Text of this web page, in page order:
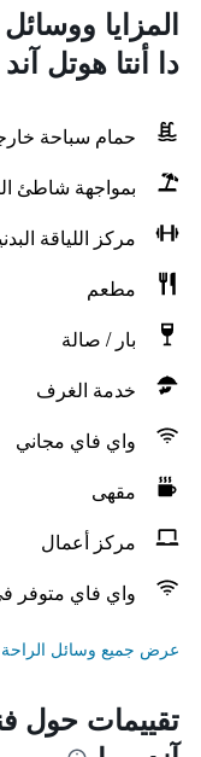
المزايا
دا أنتا هوتل
حمام سباحة
بمواجهة شاطئ
مركز اللياقة
مطعم
بار / صالة
خدمة الغرف
واي فاي مجاني
مقهى
مركز أعمال
واي فاي متوفر
عرض جميع وسائل الراحة
تقييمات حول